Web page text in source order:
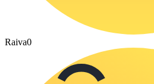
Raiva0